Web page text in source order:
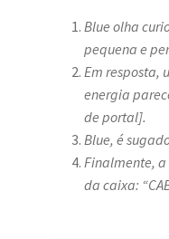
Blue olha
pequena e
Em resposta,
energia
de portal].
Blue, é
Finalmente,
da caixa: